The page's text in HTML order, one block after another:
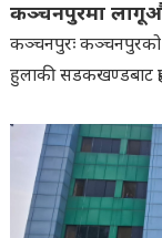
कञ्चनपुरमा
कञ्चनपुरः कञ्चनपुरको
हुलाकी सडकखण्डबाट